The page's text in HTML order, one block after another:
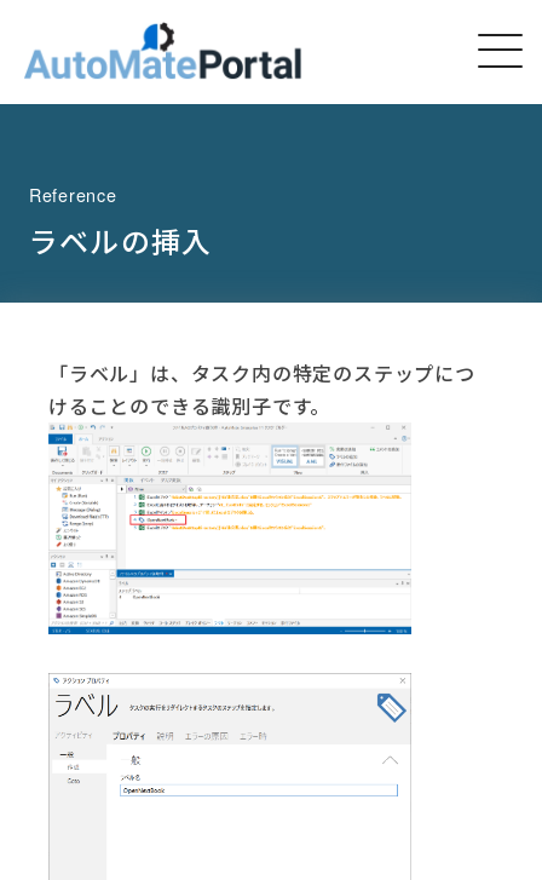
Reference
ラベルの挿入
「ラベル」は、タスク内の特定のステップにつ
けることのできる識別子です。